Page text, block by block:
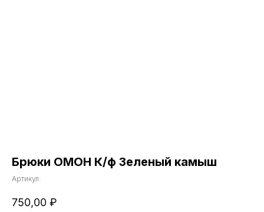
Брюки ОМОН К/ф Зеленый камыш
Артикул:
750,00 ₽